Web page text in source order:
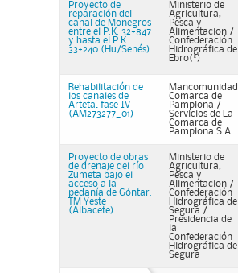
Proyecto de
reparación del
canal de Monegros
entre el P.K. 32+847
y hasta el P.K.
33+240 (Hu/Senés)
Ministerio de
Agricultura,
Pesca y
Alimentacion /
Confederación
Hidrográfica del
Ebro(*)
Rehabilitación de
los canales de
Arteta: fase IV
(AM273277_01)
Mancomunidad
Comarca de
Pamplona /
Servicios de La
Comarca de
Pamplona S.A.
Proyecto de obras
de drenaje del río
Zumeta bajo el
acceso a la
pedanía de Góntar.
TM Yeste
(Albacete)
Ministerio de
Agricultura,
Pesca y
Alimentacion /
Confederación
Hidrográfica del
Segura /
Presidencia de
la
Confederación
Hidrográfica del
Segura